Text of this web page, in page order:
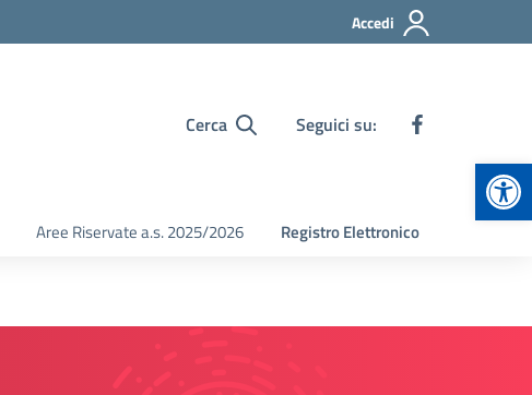
Accedi
Cerca Seguici su:
Aree Riservate a.s. 2025/2026 Registro Elettronico